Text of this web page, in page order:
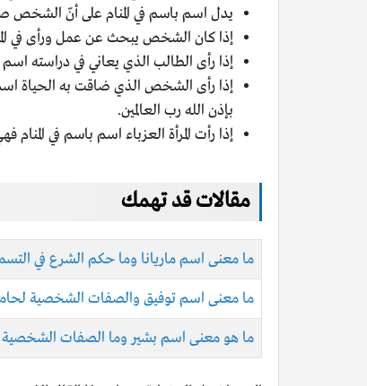
يدل اسم باسم في المنام على أنّ الشخص
إذا كان الشخص يبحث عن عمل ورأى في
إذا رأى الطالب الذي يعاني في دراسته اسم
إذا رأى الشخص الذي ضاقت به الحياة
بإذن الله رب العالمين.
إذا رأت المرأة العزباء اسم باسم في
مقالات قد تهمك
ما معنى اسم ماريانا وما حكم الشرع في
ما معنى اسم توفيق والصفات الشخصية
ما هو معنى اسم بشير وما الصفات الشخصية